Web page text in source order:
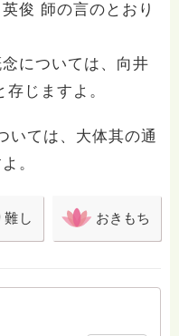
俊 師の言のとおり
については、向井
じますよ。
いては、大体其の通
。
難し おきもち